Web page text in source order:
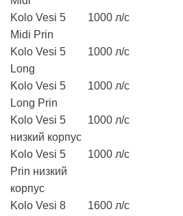
Kolo Vesi 5
Midi Prin
1000 л/с
Kolo Vesi 5
Long
1000 л/с
Kolo Vesi 5
Long Prin
1000 л/с
Kolo Vesi 5
низкий корпус
1000 л/с
Kolo Vesi 5
Prin низкий
корпус
1000 л/с
Kolo Vesi 8 1600 л/с